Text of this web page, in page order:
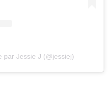
par Jessie J (@jessiej)